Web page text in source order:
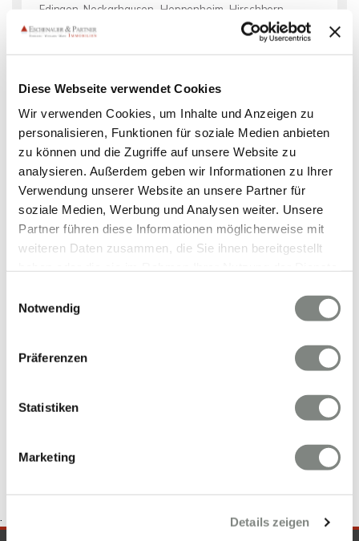
Diese Webseite verwendet Cookies
Wir verwenden Cookies, um Inhalte und Anzeigen zu
personalisieren, Funktionen für soziale Medien anbieten
zu können und die Zugriffe auf unsere Website zu
analysieren. Außerdem geben wir Informationen zu Ihrer
Verwendung unserer Website an unsere Partner für
soziale Medien, Werbung und Analysen weiter. Unsere
Partner führen diese Informationen möglicherweise mit
weiteren Daten zusammen, die Sie ihnen bereitgestellt
Cookies, wenn Sie unsere Webseite weiterhin nutzen.
Notwendig
Präferenzen
Statistiken
Marketing
Details zeigen
Edingen-Neckarhausen Heppenheim Hirschhorn
Hemsbach
Dossenheim
Ilvesheim Meckesheim Neulußheim
Bürstadt Ludwigshafen am Rhein Eberbach
Neckarsteinach Mainz-Kostheim Eppstein Mainz
Walldorf
Oestrich-Winkel Birkenau Maxdorf
Sandhausen Wiesbaden Groß-Gerau Reilingen
Mosbach
Immobilie verkaufen
Immobilie Frankfurt am Main
Eigentumswohnung Frankfurt am Main
Mietangebote
Mietwohnungen Frankfurt am Main
mieten Frankfurt am Main
Wohnungssuche Frankfurt am Main
Eigentumswohnungen
.